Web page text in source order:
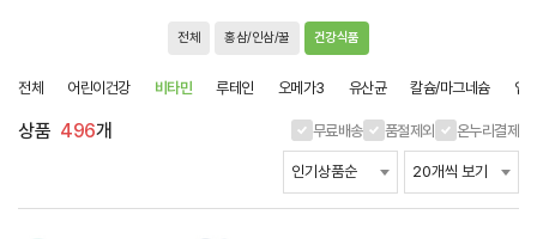
전체 홍삼/인삼/꿀 건강식품
전체 어린이건강 비타민 루테인 오메가3 유산균 칼슘/마그네슘 엽
상품 496개 무료배송 품절제외 온누리결제